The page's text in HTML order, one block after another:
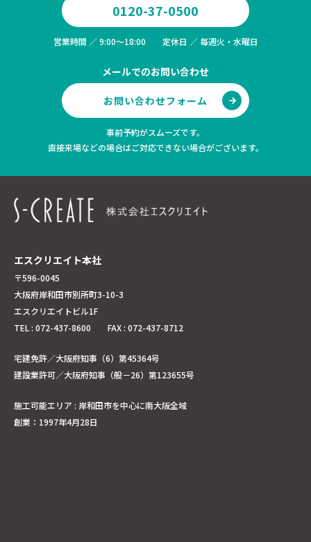
エスクリエイト本社
〒596-0045
大阪府岸和田市別所町3-10-3
エスクリエイトビル1F
TEL : 072-437-8600 FAX : 072-437-8712
宅建免許／大阪府知事（6）第45364号
建設業許可／大阪府知事（般－26）第123655号
施工可能エリア : 岸和田市を中心に南大阪全域
創業：1997年4月28日
0120-37-0500
営業時間 ／ 9:00～18:00 定休日 ／ 毎週火・水曜日
メールでのお問い合わせ
お問い合わせフォーム
事前予約がスムーズです。
直接来場などの場合はご対応できない場合がございます。